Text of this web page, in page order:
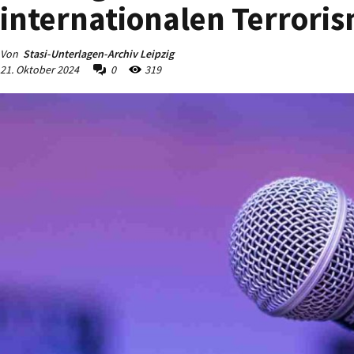
internationalen
Von Stasi-Unterlagen-Archiv Leipzig
21. Oktober 2024
0 319